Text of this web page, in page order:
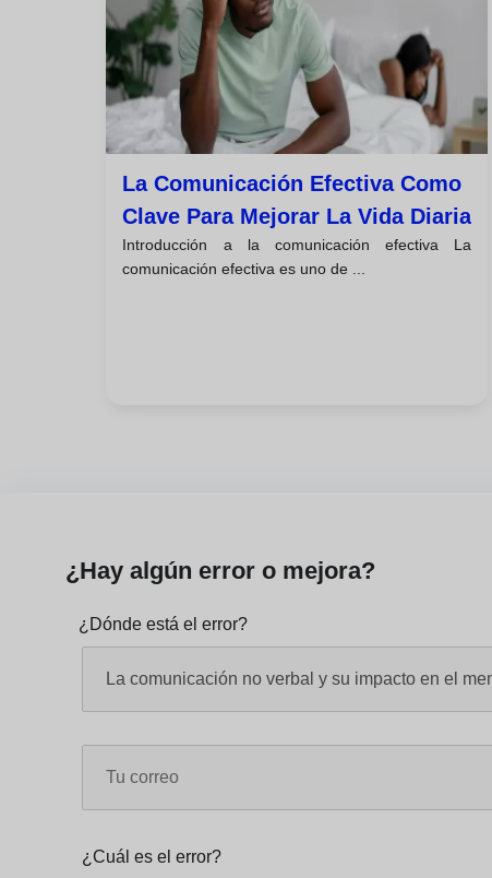
La Comunicación Efectiva Como
Clave Para Mejorar La Vida Diaria
Introducción a la comunicación efectiva La
comunicación efectiva es uno de ...
¿Hay algún error o mejora?
¿Dónde está el error?
¿Cuál es el error?